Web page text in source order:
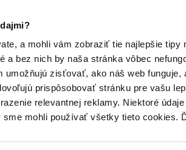
a mohli vám zobraziť tie najlepšie tipy
a bez nich by naša stránka vôbec
zisťovať, ako náš web funguje,
prispôsobovať stránku pre vašu
relevantnej reklamy. Niektoré
mohli používať všetky tieto cookies.